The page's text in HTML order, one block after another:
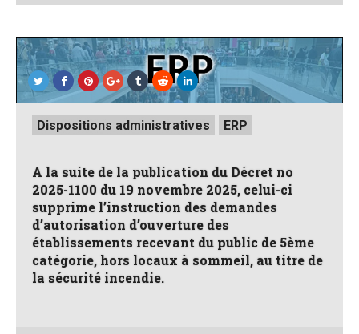
Posted
inDispositions administratives ERP
A la suite de la publication du Décret no
2025-1100 du 19 novembre 2025, celui-ci
supprime l’instruction des demandes
d’autorisation d’ouverture des
établissements recevant du public de 5ème
catégorie, hors locaux à sommeil, au titre de
la sécurité incendie.